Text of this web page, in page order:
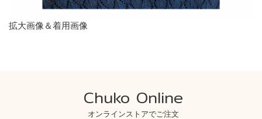
拡大画像＆着用画像
Chuko Online
オンラインストアでご注文